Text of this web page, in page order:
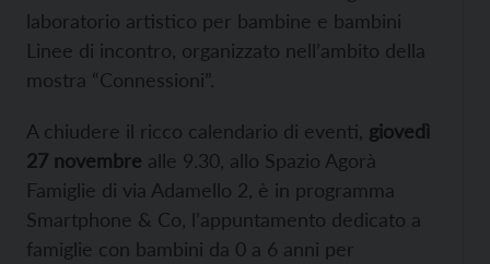
laboratorio artistico per bambine e bambini
Linee di incontro, organizzato nell’ambito della
mostra “Connessioni”.
A chiudere il ricco calendario di eventi, giovedì
27 novembre alle 9.30, allo Spazio Agorà
Famiglie di via Adamello 2, è in programma
Smartphone & Co, l’appuntamento dedicato a
famiglie con bambini da 0 a 6 anni per